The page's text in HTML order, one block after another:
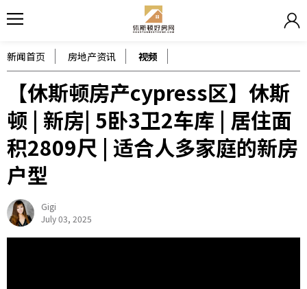
新闻首页 房地产资讯 视频
【休斯顿房产cypress区】休斯
顿 | 新房| 5卧3卫2车库 | 居住面
积2809尺 | 适合人多家庭的新房
户型
Gigi
July 03, 2025